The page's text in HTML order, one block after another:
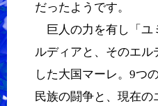
だったようです。
巨人の力を有し「ユ
ルディアと、そのエ
した大国マーレ。9つ
民族の闘争と、現在の